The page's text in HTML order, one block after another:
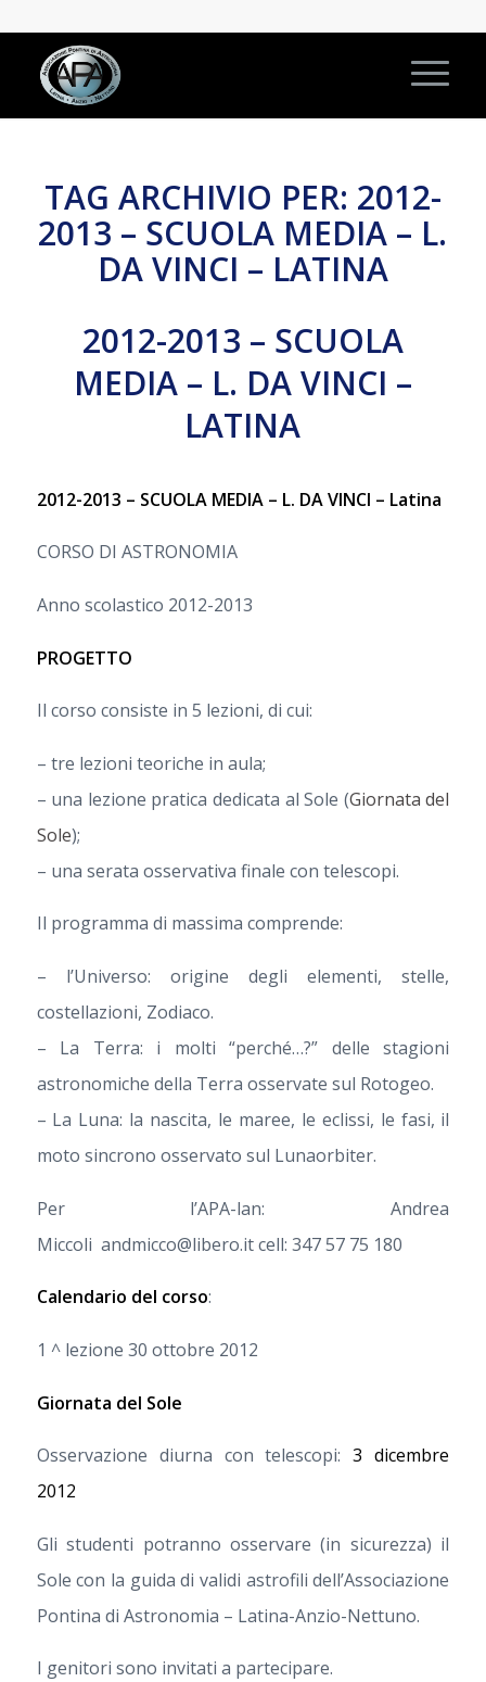
TAG ARCHIVIO PER: 2012-
2013 – SCUOLA MEDIA – L.
DA VINCI – LATINA
2012-2013 – SCUOLA
MEDIA – L. DA VINCI –
LATINA
2012-2013 – SCUOLA MEDIA – L. DA VINCI – Latina
CORSO DI ASTRONOMIA
Anno scolastico 2012-2013
PROGETTO
Il corso consiste in 5 lezioni, di cui:
– tre lezioni teoriche in aula;
– una lezione pratica dedicata al Sole (Giornata del
Sole);
– una serata osservativa finale con telescopi.
Il programma di massima comprende:
– l’Universo: origine degli elementi, stelle,
costellazioni, Zodiaco.
– La Terra: i molti “perché…?” delle stagioni
astronomiche della Terra osservate sul Rotogeo.
– La Luna: la nascita, le maree, le eclissi, le fasi, il
moto sincrono osservato sul Lunaorbiter.
Per l’APA-lan: Andrea
Miccoli andmicco@libero.it cell: 347 57 75 180
Calendario del corso:
1 ^ lezione 30 ottobre 2012
Giornata del Sole
Osservazione diurna con telescopi: 3 dicembre
2012
Gli studenti potranno osservare (in sicurezza) il
Sole con la guida di validi astrofili dell’Associazione
Pontina di Astronomia – Latina-Anzio-Nettuno.
I genitori sono invitati a partecipare.